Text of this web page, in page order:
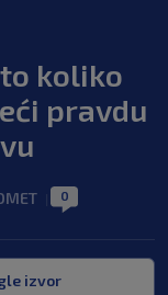
koliko
pravdu
0
izvor